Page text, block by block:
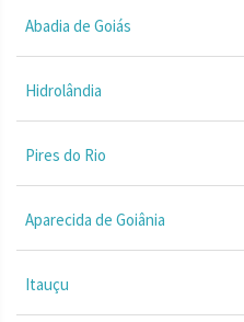
Abadia de Goiás
Hidrolândia
Pires do Rio
Aparecida de Goiânia
Itauçu